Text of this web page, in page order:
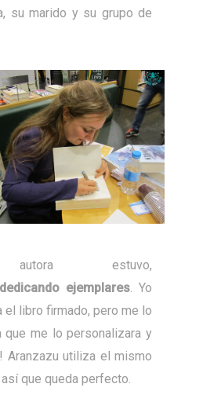
su marido y su grupo de
estuvo,
dedicando ejemplares. Yo
el libro firmado, pero me lo
que me lo personalizara y
Aranzazu utiliza el mismo
que queda perfecto.